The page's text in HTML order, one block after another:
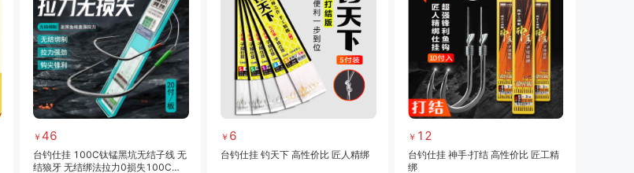
￥ 46
台钓仕挂 100C钛锰黑坑无结子线 无
结狼牙 无结绑法拉力0损失100C钛
￥ 6
台钓仕挂 钓天下 高性价比 匠人精绑
￥ 12
台钓仕挂 神手·打结 高性价比 匠工精
绑